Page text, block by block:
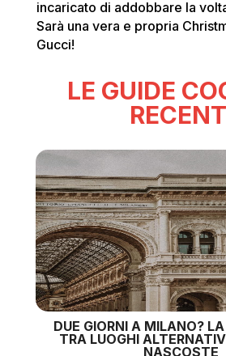
incaricato di addobbare la
Sarà una vera e propria
Gucci!
LE GUIDE
DUE GIORNI A MILANO?
TRA LUOGHI
NASCOSTE